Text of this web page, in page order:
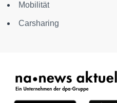
Mobilität
Carsharing